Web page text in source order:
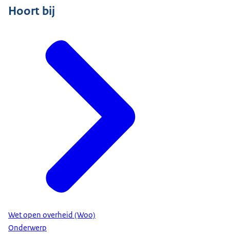
Hoort bij
Wet open overheid (Woo)
Onderwerp